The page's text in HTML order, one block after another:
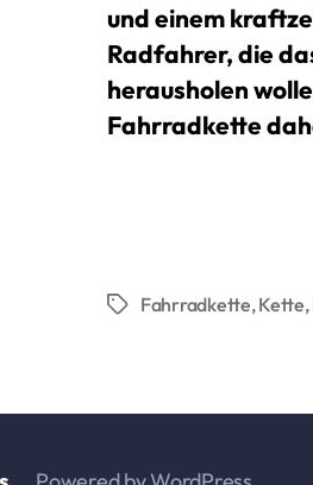
und einem
Radfahrer, die
herausholen
Fahrradkette
Schlagwörter
Fahrradkette,Kette,